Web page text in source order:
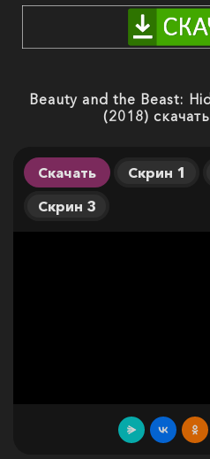
Beauty and the Beast:
(2018)
Скачать Скрин 1
Скрин 3